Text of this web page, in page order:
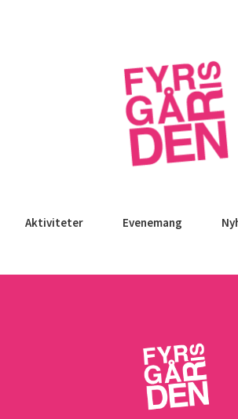
Aktiviteter Evenemang